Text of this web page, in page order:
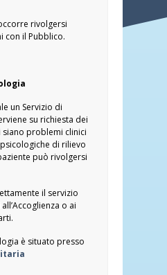
rivolgersi
con il Pubblico.
un Servizio di
su richiesta dei
problemi clinici
di rilievo
può rivolgersi
il servizio
o ai
è situato presso